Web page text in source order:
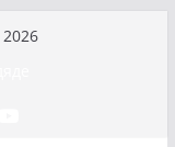
2026
почему